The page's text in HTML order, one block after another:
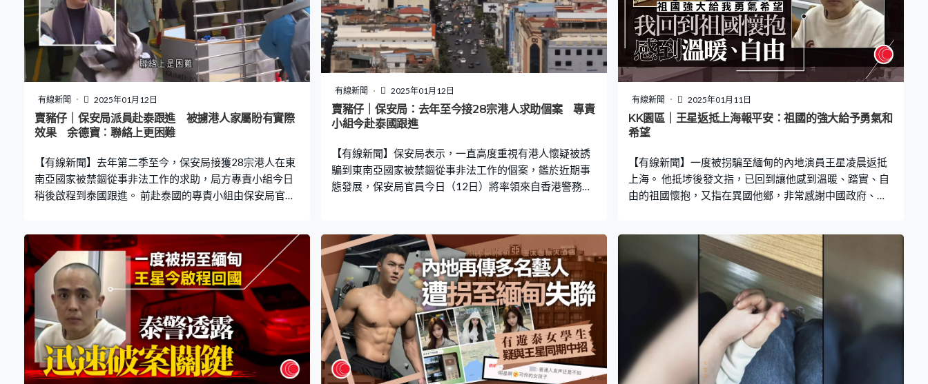
有線新聞 2025年01月12日
賣豬仔｜保安局派員赴泰跟進 被擄港人家屬盼有實際
效果 余德寶︰聯絡上更困難
【有線新聞】去年第二季至今，保安局接獲28宗港人在東
南亞國家被禁錮從事非法工作的求助，局方專責小組今日
稍後啟程到泰國跟進。 前赴泰國的專責小組由保安局官員
的泰國司法部代表，以及泰國有關當局人員會面，反映有
關求助個案情況，交流情報，請有關當局盡力協助營救相
關求助人士。保安局指，去年第二季開始有死灰復燃跡
象，至今接獲28宗港人求助，聲稱在東南亞國家被禁錮，
無法離開當地，當中16人已回港，餘下12宗報稱人身自由
受到限制，但仍安全，能與其家人或當局專責小組聯絡。
協助7宗求助個案的油尖旺前區議員余德寶說，家屬對是次
行動表示歡迎，「不是昨日發生，不是前日發生，所以家
屬都有些覺得遲，但是遲到好過不到，雖然遲了，但希望
有線新聞 2025年01月12日
賣豬仔｜保安局：去年至今接28宗港人求助個案 專責
小組今赴泰國跟進
【有線新聞】保安局表示，一直高度重視有港人懷疑被誘
騙到東南亞國家被禁錮從事非法工作的個案，鑑於近期事
態發展，保安局官員今日（12日）將率領來自香港警務處
被誘騙到東南亞國家被禁錮從事非法工作的情況有死灰復
燃的跡象，執法部門至今共接獲28宗涉及港人在東南亞國
家聲稱被禁錮而無法離開當地的求助個案，當中16人已回
港。就餘下的12宗個案，其人身自由報稱受到限制，但仍
安全和能與其家人或小組聯絡。 發言人指，專責小組成員
在泰國期間，將會與中國駐泰王國大使館、由泰國總理主
持的打擊販賣人口活動委員會的泰國司法部代表，以及泰
國有關當局人員會面，反映有關求助個案情況，交流情
報，並請有關當局盡力協助營救相關求助人士。
有線新聞 2025年01月11日
KK園區｜王星返抵上海報平安：祖國的強大給予勇氣和
希望
【有線新聞】一度被拐騙至緬甸的內地演員王星凌晨返抵
上海。 他抵埗後發文指，已回到讓他感到溫暖、踏實、自
由的祖國懷抱，又指在異國他鄉，非常感謝中國政府、駐
未謀面的網友帶來希望，同時感謝女友，指愛可戰勝一
切。 王星月初在泰緬邊境失聯，泰國警方早前已確認他是
人口販運受害者。